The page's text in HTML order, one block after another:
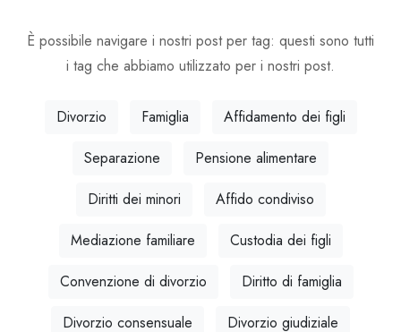
È possibile navigare i nostri post per tag: questi sono tutti
i tag che abbiamo utilizzato per i nostri post.
Divorzio Famiglia
Affidamento dei figli
Separazione
Pensione alimentare
Diritti dei minori
Affido condiviso
Mediazione familiare
Custodia dei figli
Convenzione di divorzio
Diritto di famiglia
Divorzio consensuale
Divorzio giudiziale